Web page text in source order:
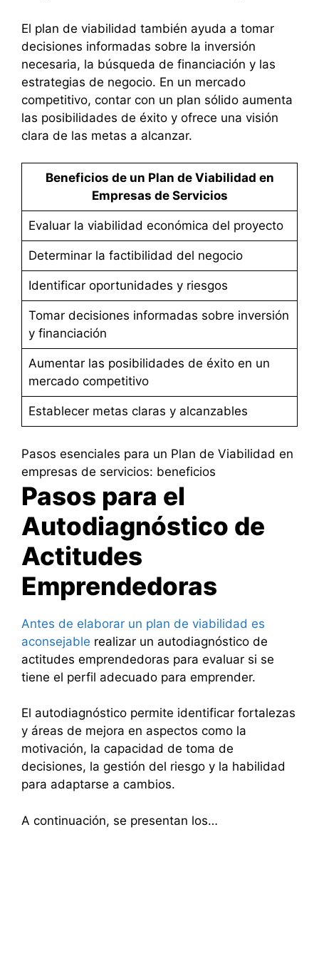
El plan de viabilidad también ayuda a tomar
decisiones informadas sobre la inversión
necesaria, la búsqueda de financiación y las
estrategias de negocio. En un mercado
competitivo, contar con un plan sólido aumenta
las posibilidades de éxito y ofrece una visión
clara de las metas a alcanzar.
Beneficios de un Plan de Viabilidad en
Empresas de Servicios
Evaluar la viabilidad económica del proyecto
Determinar la factibilidad del negocio
Identificar oportunidades y riesgos
Tomar decisiones informadas sobre inversión
y financiación
Aumentar las posibilidades de éxito en un
mercado competitivo
Establecer metas claras y alcanzables
Pasos esenciales para un Plan de Viabilidad en
empresas de servicios: beneficios
Pasos para el
Autodiagnóstico de
Actitudes
Emprendedoras
Antes de elaborar un plan de viabilidad es
aconsejable realizar un autodiagnóstico de
actitudes emprendedoras para evaluar si se
tiene el perfil adecuado para emprender.
El autodiagnóstico permite identificar fortalezas
y áreas de mejora en aspectos como la
motivación, la capacidad de toma de
decisiones, la gestión del riesgo y la habilidad
para adaptarse a cambios.
A continuación, se presentan los…